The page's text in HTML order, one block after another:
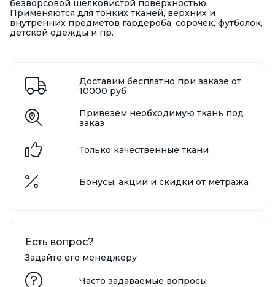
безворсовой шелковистой поверхностью.
Применяются для тонких тканей, верхних и
внутренних предметов гардероба, сорочек, футболок,
детской одежды и пр.
Доставим бесплатно при заказе от
10000 руб
Привезём необходимую ткань под
заказ
Только качественные ткани
Бонусы, акции и скидки от метража
Есть вопрос?
Задайте его менеджеру
Часто задаваемые вопросы